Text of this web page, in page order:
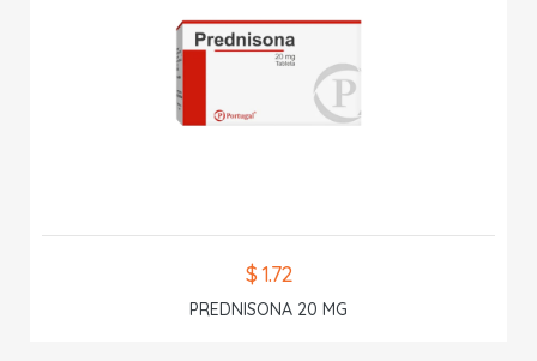
$ 1.72
PREDNISONA 20 MG